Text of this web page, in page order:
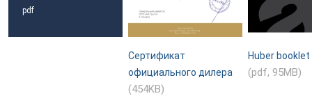
pdf
Сертификат
официального дилера
(454KB)
Huber booklet
(pdf, 95MB)